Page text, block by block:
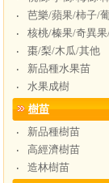
‧
芭樂/蘋果/柿子/
‧
核桃/榛果/奇異
‧
棗/梨/木瓜/其他
‧
新品種水果苗
‧
水果成樹
樹苗
‧
新品種樹苗
‧
高經濟樹苗
‧
造林樹苗